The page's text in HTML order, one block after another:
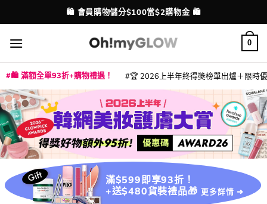
to
content
配送港澳
💳 支援消費券、FPS、八達通、PAYME、信用卡付款
0
🛍️ 滿額全單93折+購物禮遇！ 🏆 2026上半年終得奬榜單出爐＋限時
滿$599即享93折！
+送$480貨裝禮品🎁 更多詳情 ➜